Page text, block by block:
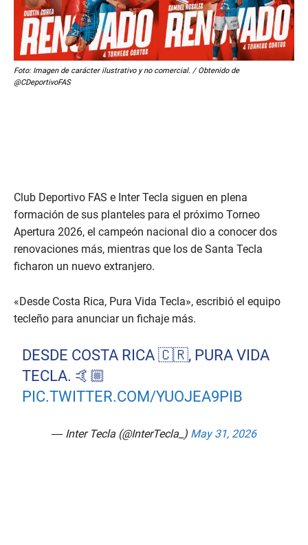
Foto: Imagen de carácter ilustrativo y no comercial. / Obtenido de
@CDeportivoFAS
Club Deportivo FAS e Inter Tecla siguen en plena
formación de sus planteles para el próximo Torneo
Apertura 2026, el campeón nacional dio a conocer dos
renovaciones más, mientras que los de Santa Tecla
ficharon un nuevo extranjero.
«Desde Costa Rica, Pura Vida Tecla», escribió el equipo
tecleño para anunciar un fichaje más.
DESDE COSTA RICA 🇨🇷, PURA VIDA
TECLA. 🤙🏼
PIC.TWITTER.COM/YUOJEA9PIB
— Inter Tecla (@InterTecla_) May 31, 2026